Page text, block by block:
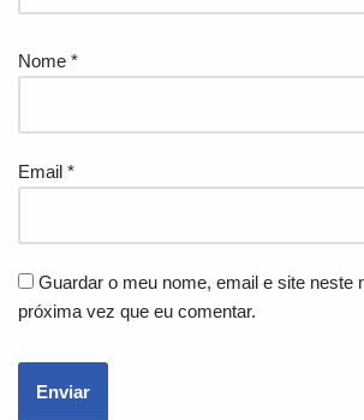
Nome *
Email *
Guardar o meu nome, email e site neste
próxima vez que eu comentar.